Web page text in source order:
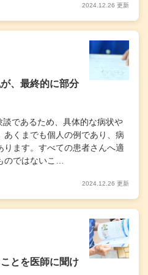
2024.12.26 更新
、最終的に部分
であるため、具体的な病状や
くまでも個人の例であり、病
ます。すべての患者さんへ適
のではないこ…
2024.12.26 更新
とを医師に聞け